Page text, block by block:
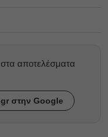
αποτελέσματα
στην Google